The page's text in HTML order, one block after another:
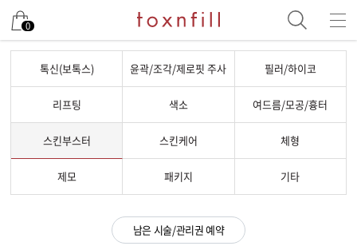
0
톡신(보톡스) 윤곽/조각/제로핏 주사 필러/하이코
리프팅 색소 여드름/모공/흉터
스킨부스터 스킨케어 체형
제모 패키지 기타
남은 시술/관리권 예약
남은 시술/관리권 예약
남은 시술/관리권 종류 선택
색소
제모
여드름/모공
스킨부스터